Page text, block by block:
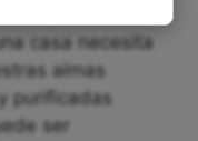
requieren
casa necesita
almas
purificadas
ser